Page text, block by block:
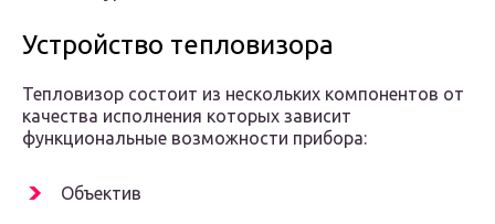
Устройство тепловизора
Тепловизор состоит из нескольких компонентов от
качества исполнения которых зависит
функциональные возможности прибора:
Объектив